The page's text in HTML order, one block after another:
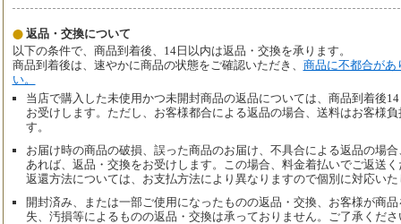
返品・交換について
以下の条件で、商品到着後、14日以内は返品・交換を承ります。
商品到着後は、速やかに商品の状態をご確認いただき、 商品に不都合があ
い。
当店で購入した未使用かつ未開封商品の返品については、商品到着後
お受けします。ただし、お客様都合による返品の場合、送料はお客様
す。
お届け時の商品の破損、誤った商品のお届け、不具合による返品の場
あれば、返品・交換をお受けします。この場合、料金着払いでご返送
返還方法については、お支払方法により異なりますので個別に対応いた
開封済み、または一部ご使用になったものの返品・交換、お客様が商
失、汚損等によるものの返品・交換は承っておりません。ご了承くださ